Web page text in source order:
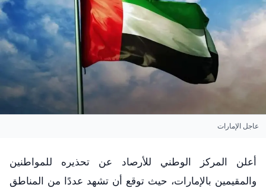
عاجل الإمارات
أعلن المركز الوطني للأرصاد عن تحذيره للمواطنين
والمقيمين بالإمارات، حيث توقع أن تشهد عددًا من المناطق